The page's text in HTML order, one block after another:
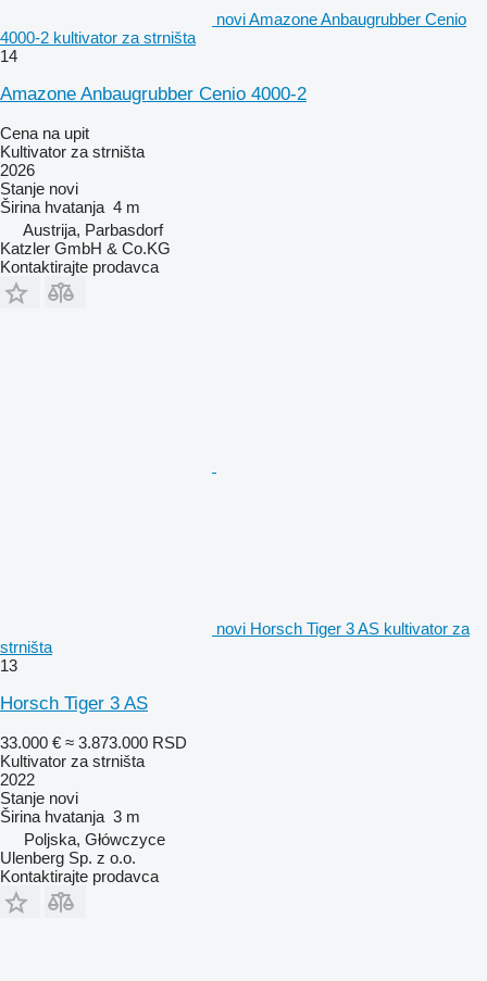
novi Amazone Anbaugrubber Cenio
4000-2 kultivator za strništa
14
Amazone Anbaugrubber Cenio 4000-2
Cena na upit
Kultivator za strništa
2026
Stanje novi
Širina hvatanja 4 m
Austrija, Parbasdorf
Katzler GmbH & Co.KG
Kontaktirajte prodavca
novi Horsch Tiger 3 AS kultivator za
strništa
13
Horsch Tiger 3 AS
33.000 € ≈ 3.873.000 RSD
Kultivator za strništa
2022
Stanje novi
Širina hvatanja 3 m
Poljska, Główczyce
Ulenberg Sp. z o.o.
Kontaktirajte prodavca